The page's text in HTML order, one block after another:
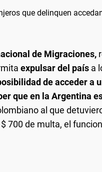
de Migraciones,
expulsar del país a
de acceder a
que en la Argentina
al que
700 de multa, el